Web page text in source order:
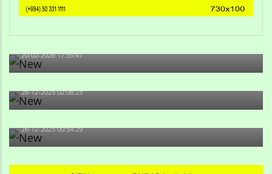
20-02-2026 17:55:47
Məni bura NAZİR GÖNDƏRİB - 1937-ci ildən fəaliyyətdə
olan və...
26-12-2025 02:08:23
-Ay qız, sən məhkəməni udmayacaqsan... Sən bilirsən
də, məni...
26-12-2025 00:54:29